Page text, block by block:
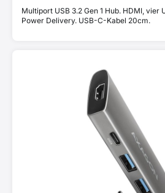
Multiport USB 3.2 Gen 1 Hub. HDMI, vier
Power Delivery. USB-C-Kabel 20cm.